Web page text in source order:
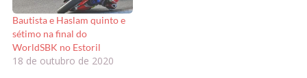
Bautista e Haslam quinto e
sétimo na final do
WorldSBK no Estoril
18 de outubro de 2020